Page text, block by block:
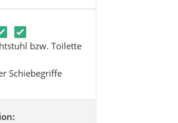
bzw. Toilette
Schiebegriffe